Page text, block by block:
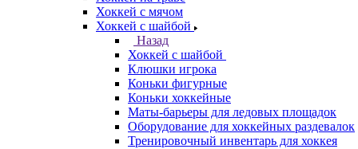
Хоккей с мячом
Хоккей с шайбой
Назад
Хоккей с шайбой
Клюшки игрока
Коньки фигурные
Коньки хоккейные
Маты-барьеры для ледовых площадок
Оборудование для хоккейных раздевалок
Тренировочный инвентарь для хоккея